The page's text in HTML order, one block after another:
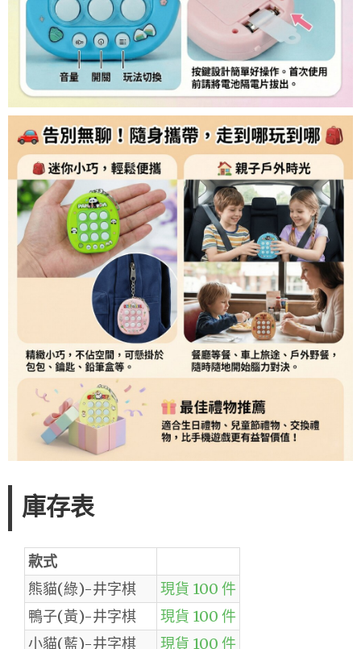
庫存表
款式
熊貓(綠)-井字棋
現貨 100 件
鴨子(黃)-井字棋
現貨 100 件
小貓(藍)-井字棋
現貨 100 件